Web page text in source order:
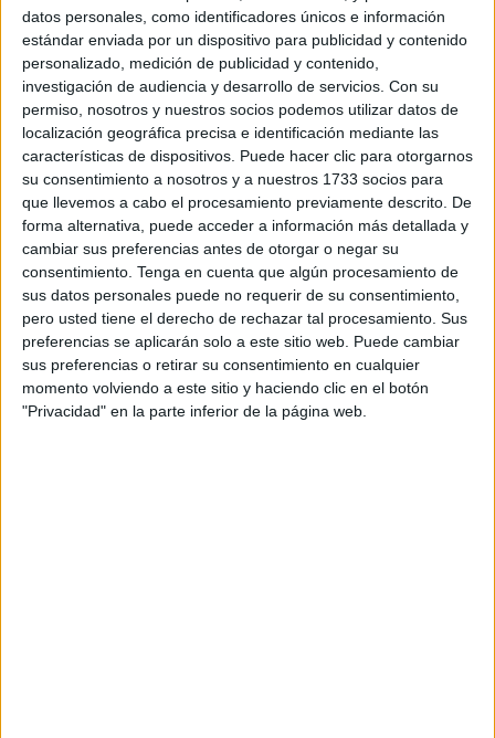
datos personales, como identificadores únicos e información
estándar enviada por un dispositivo para publicidad y contenido
personalizado, medición de publicidad y contenido,
investigación de audiencia y desarrollo de servicios. Con su
permiso, nosotros y nuestros socios podemos utilizar datos de
localización geográfica precisa e identificación mediante las
características de dispositivos. Puede hacer clic para otorgarnos
su consentimiento a nosotros y a nuestros 1733 socios para
que llevemos a cabo el procesamiento previamente descrito. De
forma alternativa, puede acceder a información más detallada y
cambiar sus preferencias antes de otorgar o negar su
consentimiento. Tenga en cuenta que algún procesamiento de
sus datos personales puede no requerir de su consentimiento,
pero usted tiene el derecho de rechazar tal procesamiento. Sus
preferencias se aplicarán solo a este sitio web. Puede cambiar
sus preferencias o retirar su consentimiento en cualquier
momento volviendo a este sitio y haciendo clic en el botón
"Privacidad" en la parte inferior de la página web.
deportiva
POR BEATRIZ MARTÍNEZ 15/07/2026 4
Claudia Casanova destaca en un Campeonato
de España de lo más exigente
POR BROOKS BEALL 22/06/2026 0
Vilal Ahmed y Jimena Carracao, campeones
de la II Triatlón Doble Súper Sprint
POR BROOKS BEALL 21/06/2026 0
La Triatlón Súper Sprint de Ceuta más familiar
vive su segunda edición
POR BROOKS BEALL 21/06/2026 0
Jorge Ruiz presenta la II Triatlón Doble Super
Sprint y Menores: “Es una prueba muy corta y
rápida”